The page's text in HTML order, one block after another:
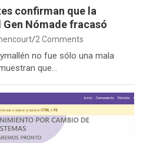
confirman que la
Nómade fracasó
2 Comments
no fue sólo una mala
que…